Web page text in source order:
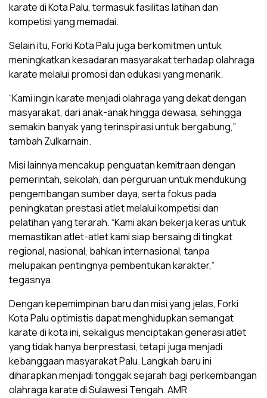
karate di Kota Palu, termasuk fasilitas latihan dan
kompetisi yang memadai.
Selain itu, Forki Kota Palu juga berkomitmen untuk
meningkatkan kesadaran masyarakat terhadap olahraga
karate melalui promosi dan edukasi yang menarik.
“Kami ingin karate menjadi olahraga yang dekat dengan
masyarakat, dari anak-anak hingga dewasa, sehingga
semakin banyak yang terinspirasi untuk bergabung,”
tambah Zulkarnain.
Misi lainnya mencakup penguatan kemitraan dengan
pemerintah, sekolah, dan perguruan untuk mendukung
pengembangan sumber daya, serta fokus pada
peningkatan prestasi atlet melalui kompetisi dan
pelatihan yang terarah. “Kami akan bekerja keras untuk
memastikan atlet-atlet kami siap bersaing di tingkat
regional, nasional, bahkan internasional, tanpa
melupakan pentingnya pembentukan karakter,”
tegasnya.
Dengan kepemimpinan baru dan misi yang jelas, Forki
Kota Palu optimistis dapat menghidupkan semangat
karate di kota ini, sekaligus menciptakan generasi atlet
yang tidak hanya berprestasi, tetapi juga menjadi
kebanggaan masyarakat Palu. Langkah baru ini
diharapkan menjadi tonggak sejarah bagi perkembangan
olahraga karate di Sulawesi Tengah. AMR